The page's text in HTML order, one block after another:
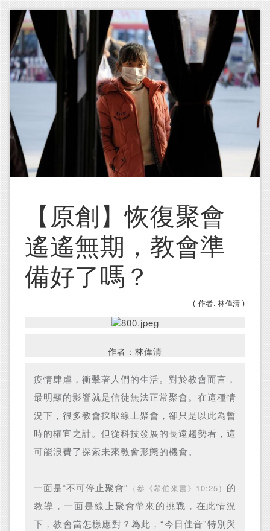
Skip to main content
【原創】恢復聚會
遙遙無期，教會準
備好了嗎？
( 作者: 林偉清 )
作者：林偉清
疫情肆虐，衝擊著人們的生活。對於教會而言，
最明顯的影響就是信徒無法正常聚會。在這種情
況下，很多教會採取線上聚會，卻只是以此為暫
時的權宜之計。但從科技發展的長遠趨勢看，這
可能浪費了探索未來教會形態的機會。
一面是“不可停止聚會” （參《希伯來書》10:25） 的
教導，一面是線上聚會帶來的挑戰，在此情況
下，教會當怎樣應對？為此，“今日佳音”特別與